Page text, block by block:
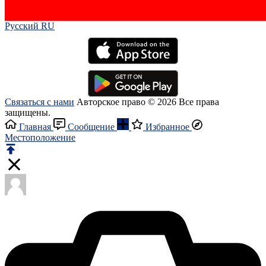
Русский RU‎
Связаться с нами Авторское право © 2026 Все права
защищены.
Главная
Сообщение
Избранное
Местоположение